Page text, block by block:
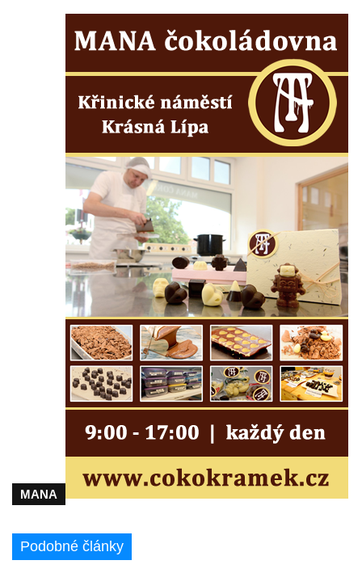
MANA
Podobné články